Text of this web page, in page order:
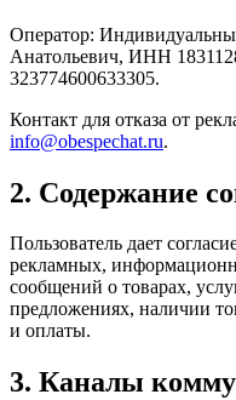
Оператор:
Анатольевич, ИНН
323774600633305.
Контакт для отказа от
info@obespechat.ru.
2. Содержание
Пользователь дает
рекламных,
сообщений о товарах,
предложениях, наличии
и оплаты.
3. Каналы